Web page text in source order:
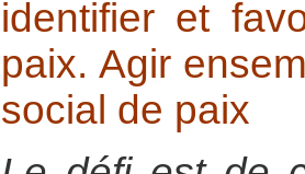
identifier et
paix. Agir
social de paix